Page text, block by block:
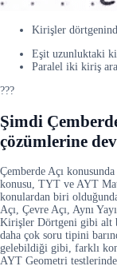
Kirişler
Eşit uzunluktaki
Paralel iki kiriş
???
Şimdi
çözümlerine
Çemberde Açı
konusu, TYT ve AYT
konulardan biri
Açı, Çevre Açı, Aynı
Kirişler Dörtgeni gibi alt
daha çok soru tipini
gelebildiği gibi, farklı
AYT Geometri